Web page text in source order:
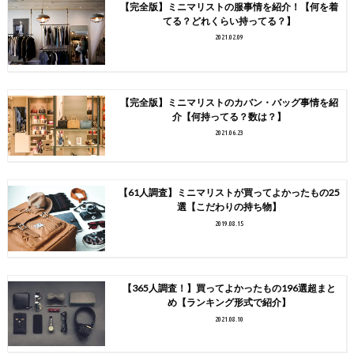
【完全版】ミニマリストの服事情を紹介！【何を着
てる？どれくらい持ってる？】
2021.02.09
【完全版】ミニマリストのカバン・バッグ事情を紹
介【何持ってる？数は？】
2021.06.23
【61人調査】ミニマリストが買ってよかったもの25
選【こだわりの持ち物】
2019.08.15
【365人調査！】買ってよかったもの196選超まと
め【ランキング形式で紹介】
2021.08.10